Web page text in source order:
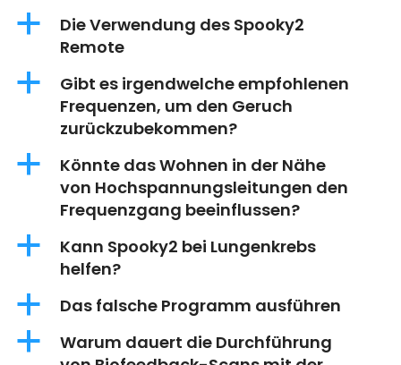
a
Die Verwendung des Spooky2
Remote
a
Gibt es irgendwelche empfohlenen
Frequenzen, um den Geruch
zurückzubekommen?
a
Könnte das Wohnen in der Nähe
von Hochspannungsleitungen den
Frequenzgang beeinflussen?
a
Kann Spooky2 bei Lungenkrebs
helfen?
a Das falsche Programm ausführen
a
Warum dauert die Durchführung